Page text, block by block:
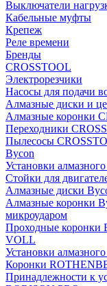
Выключатели
Кабельные муфты
Крепеж
Реле времени
Бренды
CROSSTOOL
Электрорезчики
Насосы для подачи
Алмазные диски и
Алмазные коронки
Переходники
Пылесосы
Bycon
Установки
Стойки для
Алмазные диски
Алмазные коронки
микроударом
Проходные коронки
VOLL
Установки
Коронки
Принадлежности к